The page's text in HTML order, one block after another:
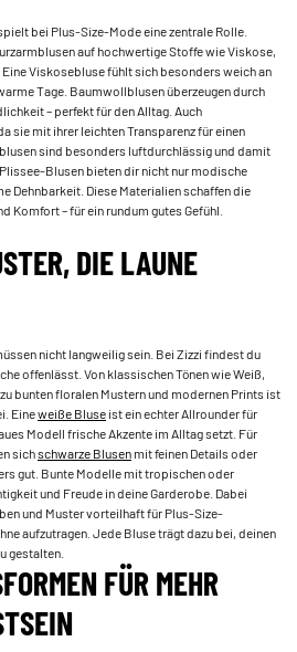
bei Plus-Size-Mode eine zentrale Rolle.
auf hochwertige Stoffe wie Viskose,
Viskosebluse fühlt sich besonders weich an
Tage. Baumwollblusen überzeugen durch
– perfekt für den Alltag. Auch
sie mit ihrer leichten Transparenz für einen
sind besonders luftdurchlässig und damit
Blusen bieten dir nicht nur modische
Dehnbarkeit. Diese Materialien schaffen die
Komfort – für ein rundum gutes Gefühl.
DIE LAUNE
nicht langweilig sein. Bei Zizzi findest du
offenlässt. Von klassischen Tönen wie Weiß,
bunten floralen Mustern und modernen Prints ist
Eineweiße Bluseist ein echter Allrounder für
Modell frische Akzente im Alltag setzt. Für
sichschwarze Blusenmit feinen Details oder
gut. Bunte Modelle mit tropischen oder
und Freude in deine Garderobe. Dabei
und Muster vorteilhaft für Plus-Size-
aufzutragen. Jede Bluse trägt dazu bei, deinen
gestalten.
FÜR MEHR